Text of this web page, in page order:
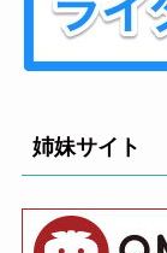
姉妹サイト